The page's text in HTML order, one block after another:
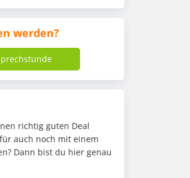
werden?
richtig guten Deal
auch noch mit einem
Dann bist du hier genau